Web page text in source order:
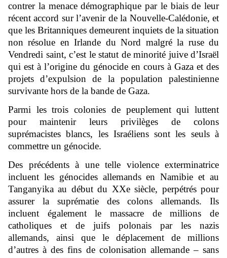
contrer la menace démographique par le biais de leur
récent accord sur l’avenir de la Nouvelle-Calédonie, et
que les Britanniques demeurent inquiets de la situation
non résolue en Irlande du Nord malgré la ruse du
Vendredi saint, c’est le statut de minorité juive d’Israël
qui est à l’origine du génocide en cours à Gaza et des
projets d’expulsion de la population palestinienne
survivante hors de la bande de Gaza.
Parmi les trois colonies de peuplement qui luttent
pour maintenir leurs privilèges de colons
suprémacistes blancs, les Israéliens sont les seuls à
commettre un génocide.
Des précédents à une telle violence exterminatrice
incluent les génocides allemands en Namibie et au
Tanganyika au début du XXe siècle, perpétrés pour
assurer la suprématie des colons allemands. Ils
incluent également le massacre de millions de
catholiques et de juifs polonais par les nazis
allemands, ainsi que le déplacement de millions
d’autres à des fins de colonisation allemande – sans